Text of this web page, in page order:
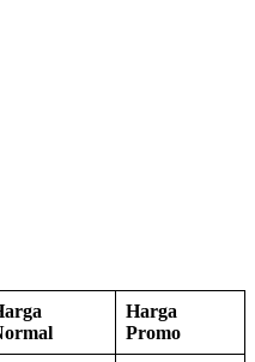
Harga
Promo